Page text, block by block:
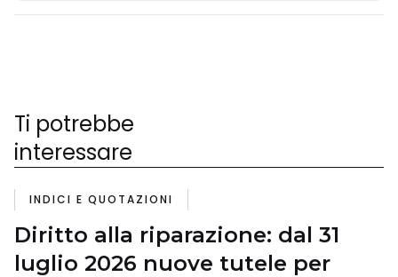
Ti potrebbe
interessare
INDICI E QUOTAZIONI
Diritto alla riparazione: dal 31
luglio 2026 nuove tutele per